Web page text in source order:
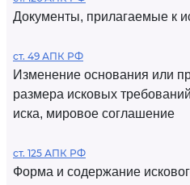
Документы, прилагаемые к
ст. 49 АПК РФ
Изменение основания или
размера исковых
иска, мировое соглашение
ст. 125 АПК РФ
Форма и содержание